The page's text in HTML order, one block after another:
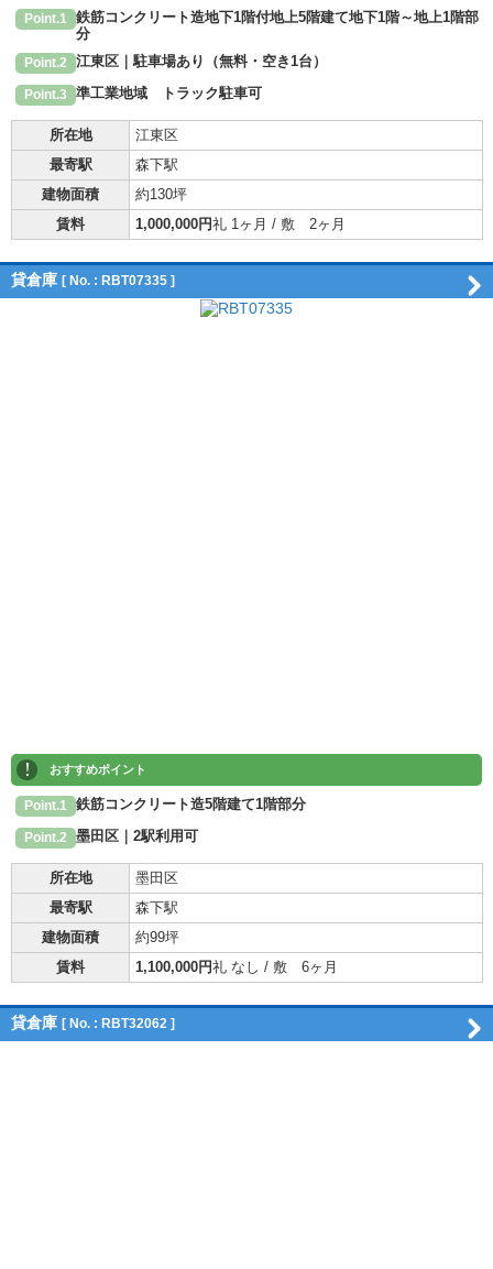
Point.1 鉄筋コンクリート造地下1階付地上5階建て地下1階～地上1階部
分
Point.2 江東区｜駐車場あり（無料・空き1台）
Point.3 準工業地域 トラック駐車可
所在地
江東区
最寄駅
森下駅
建物面積
約130坪
賃料
1,000,000円礼 1ヶ月 / 敷 2ヶ月
貸倉庫 [ No. : RBT07335 ]
! おすすめポイント
Point.1 鉄筋コンクリート造5階建て1階部分
Point.2 墨田区｜2駅利用可
所在地
墨田区
最寄駅
森下駅
建物面積
約99坪
賃料
1,100,000円礼 なし / 敷 6ヶ月
貸倉庫 [ No. : RBT32062 ]